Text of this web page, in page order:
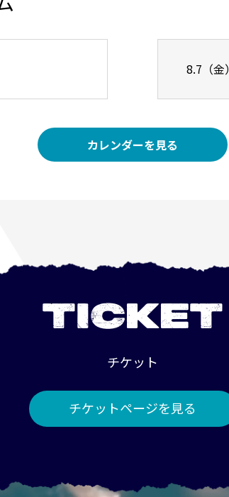
8.7（金）
カレンダーを見る
TICKET
チケット
チケットページを見る